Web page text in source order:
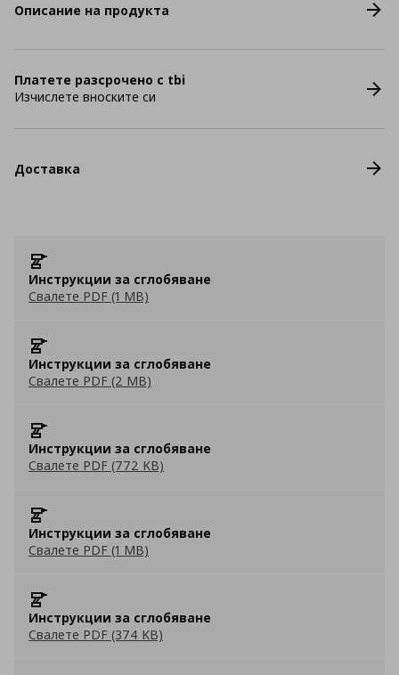
Описание на продукта
Платете разсрочено с tbi
Изчислете вноските си
Доставка
Инструкции за сглобяване
Свалете PDF (1 MB)
Инструкции за сглобяване
Свалете PDF (2 MB)
Инструкции за сглобяване
Свалете PDF (772 KB)
Инструкции за сглобяване
Свалете PDF (1 MB)
Инструкции за сглобяване
Свалете PDF (374 KB)